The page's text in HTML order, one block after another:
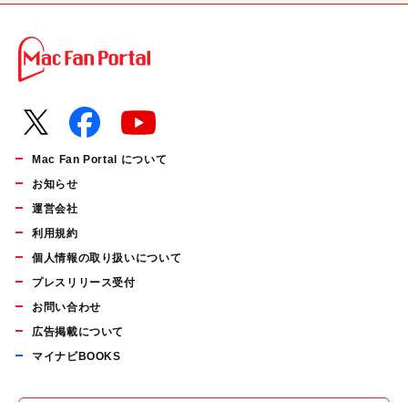
Mac Fan Portal について
お知らせ
運営会社
利用規約
個人情報の取り扱いについて
プレスリリース受付
お問い合わせ
広告掲載について
マイナビBOOKS